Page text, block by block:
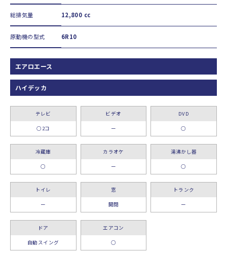
総排気量 12,800 cc
原動機の型式 6R10
エアロエース
ハイデッカ
テレビ
○2コ
ビデオ
ー
DVD
○
冷蔵庫
○
カラオケ
ー
湯沸かし器
○
トイレ
ー
窓
開閉
トランク
ー
ドア
自動スイング
エアコン
○